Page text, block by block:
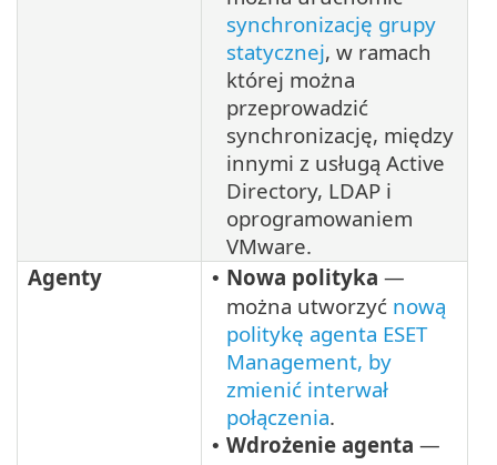
synchronizację grupy
statycznej, w ramach
której można
przeprowadzić
synchronizację, między
innymi z usługą Active
Directory, LDAP i
oprogramowaniem
VMware.
Agenty
• Nowa polityka —
można utworzyć nową
politykę agenta ESET
Management, by
zmienić interwał
połączenia.
• Wdrożenie agenta —